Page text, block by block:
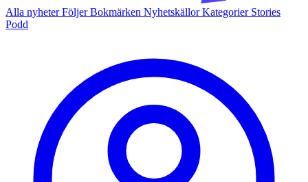
Alla nyheterFöljerBokmärken NyhetskällorKategorier Stories
Podd